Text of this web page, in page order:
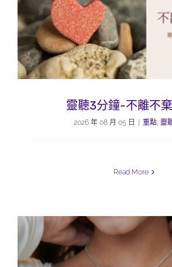
靈聽3分鐘-不離不
2026 年 08 月 05 日 重點, 靈
Read More